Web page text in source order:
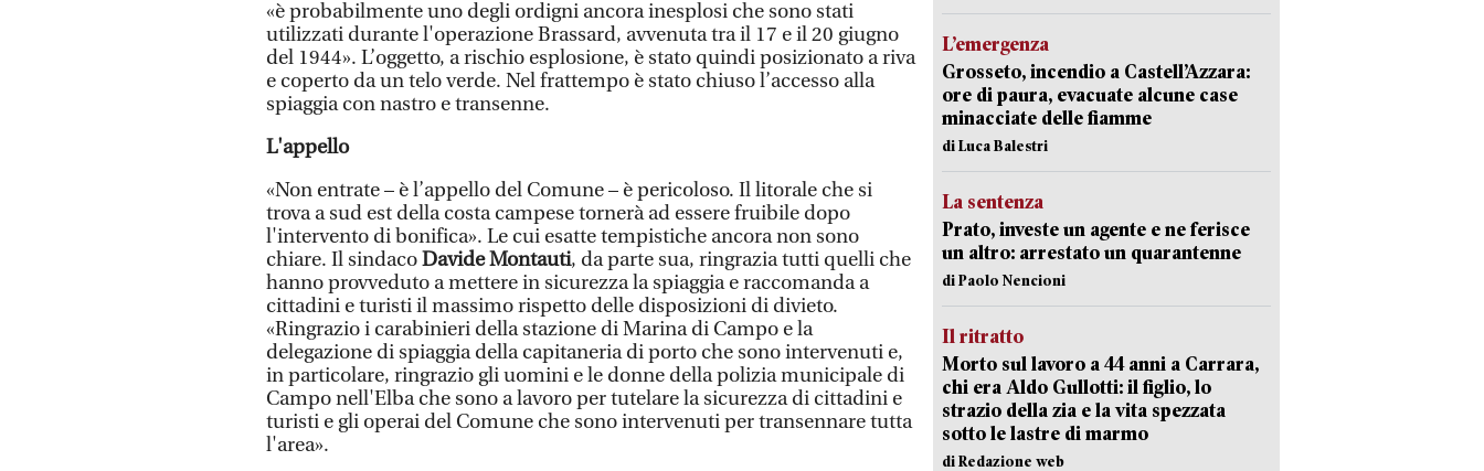
«è probabilmente uno degli ordigni ancora inesplosi che sono stati
utilizzati durante l'operazione Brassard, avvenuta tra il 17 e il 20 giugno
del 1944». L’oggetto, a rischio esplosione, è stato quindi posizionato a riva
e coperto da un telo verde. Nel frattempo è stato chiuso l’accesso alla
spiaggia con nastro e transenne.
L'appello
«Non entrate – è l’appello del Comune – è pericoloso. Il litorale che si
trova a sud est della costa campese tornerà ad essere fruibile dopo
l'intervento di bonifica». Le cui esatte tempistiche ancora non sono
chiare. Il sindacoDavide Montauti, da parte sua, ringrazia tutti quelli che
hanno provveduto a mettere in sicurezza la spiaggia e raccomanda a
cittadini e turisti il massimo rispetto delle disposizioni di divieto.
«Ringrazio i carabinieri della stazione di Marina di Campo e la
delegazione di spiaggia della capitaneria di porto che sono intervenuti e,
in particolare, ringrazio gli uomini e le donne della polizia municipale di
Campo nell'Elba che sono a lavoro per tutelare la sicurezza di cittadini e
turisti e gli operai del Comune che sono intervenuti per transennare tutta
l'area».
L’emergenza
Grosseto, incendio a Castell’Azzara:
ore di paura, evacuate alcune case
minacciate delle fiamme
di Luca Balestri
La sentenza
Prato, investe un agente e ne ferisce
un altro: arrestato un quarantenne
di Paolo Nencioni
Il ritratto
Morto sul lavoro a 44 anni a Carrara,
chi era Aldo Gullotti: il figlio, lo
strazio della zia e la vita spezzata
sotto le lastre di marmo
di Redazione web